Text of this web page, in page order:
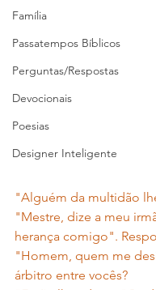
Família
Passatempos Bíblicos
Perguntas/Respostas
Devocionais
Poesias
Designer Inteligente
"Alguém da multidão
"Mestre, dize a meu
herança comigo".
"Homem, quem me
árbitro entre vocês?